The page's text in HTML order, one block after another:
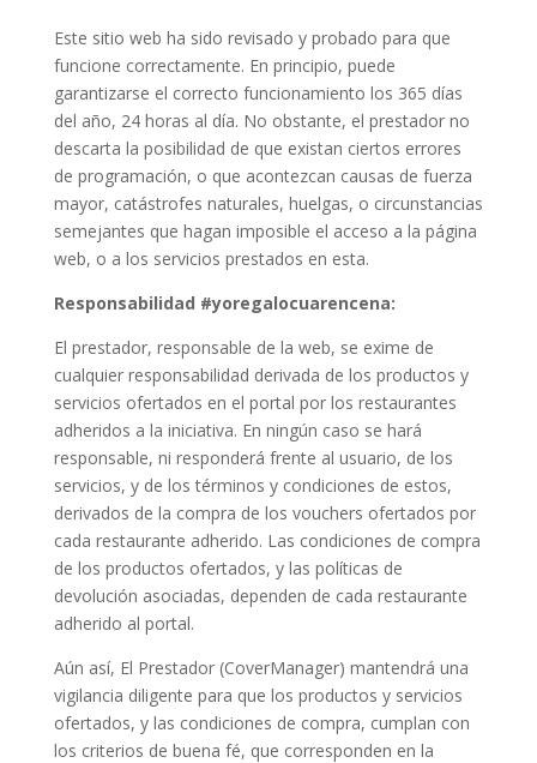
Este sitio web ha sido revisado y probado para que
funcione correctamente. En principio, puede
garantizarse el correcto funcionamiento los 365 días
del año, 24 horas al día. No obstante, el prestador no
descarta la posibilidad de que existan ciertos errores
de programación, o que acontezcan causas de fuerza
mayor, catástrofes naturales, huelgas, o circunstancias
semejantes que hagan imposible el acceso a la página
web, o a los servicios prestados en esta.
Responsabilidad #yoregalocuarencena:
El prestador, responsable de la web, se exime de
cualquier responsabilidad derivada de los productos y
servicios ofertados en el portal por los restaurantes
adheridos a la iniciativa. En ningún caso se hará
responsable, ni responderá frente al usuario, de los
servicios, y de los términos y condiciones de estos,
derivados de la compra de los vouchers ofertados por
cada restaurante adherido. Las condiciones de compra
de los productos ofertados, y las políticas de
devolución asociadas, dependen de cada restaurante
adherido al portal.
Aún así, El Prestador (CoverManager) mantendrá una
vigilancia diligente para que los productos y servicios
ofertados, y las condiciones de compra, cumplan con
los criterios de buena fé, que corresponden en la